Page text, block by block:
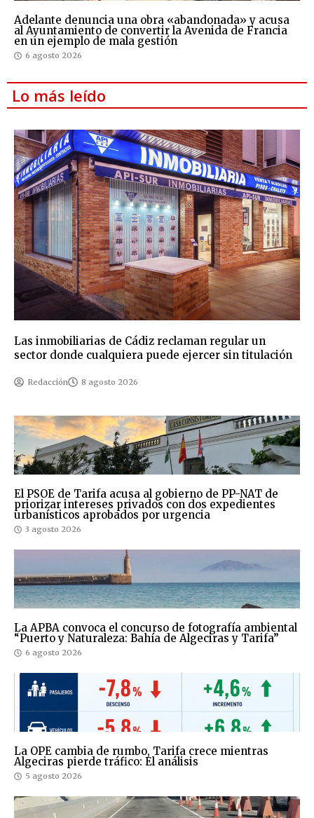
Adelante denuncia una obra «abandonada» y acusa
al Ayuntamiento de convertir la Avenida de Francia
en un ejemplo de mala gestión
6 agosto 2026
Lo más leído
Las inmobiliarias de Cádiz reclaman regular un
sector donde cualquiera puede ejercer sin titulación
Redacción 8 agosto 2026
El PSOE de Tarifa acusa al gobierno de PP-NAT de
priorizar intereses privados con dos expedientes
urbanísticos aprobados por urgencia
3 agosto 2026
La APBA convoca el concurso de fotografía ambiental
“Puerto y Naturaleza: Bahía de Algeciras y Tarifa”
6 agosto 2026
La OPE cambia de rumbo, Tarifa crece mientras
Algeciras pierde tráfico: El análisis
5 agosto 2026